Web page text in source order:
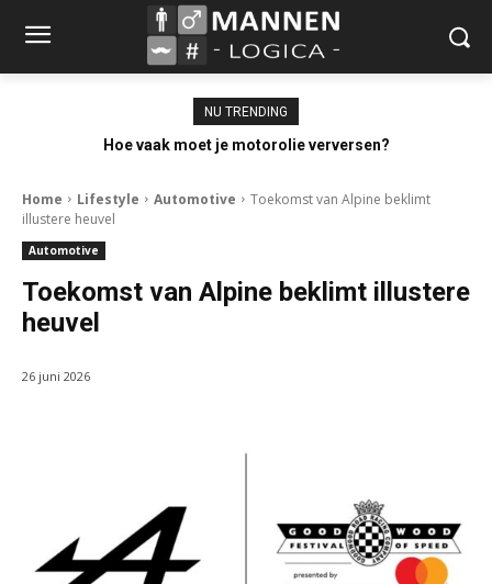
NU TRENDING
Hoe vaak moet je motorolie verversen?
Home Lifestyle Automotive
Toekomst van Alpine beklimt
illustere heuvel
Automotive
Toekomst van Alpine beklimt illustere
heuvel
26 juni 2026